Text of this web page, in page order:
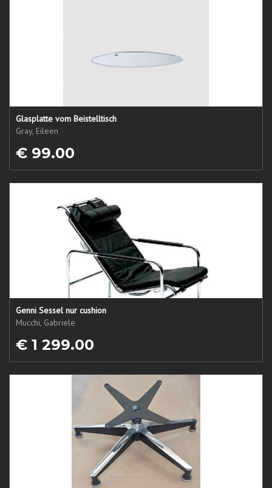
Glasplatte vom Beistelltisch
Gray, Eileen
€ 99.00
Genni Sessel nur cushion
Mucchi, Gabriele
€ 1 299.00